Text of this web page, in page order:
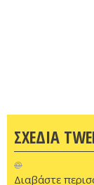
ΣΧΕΔΙΑ
@
Διαβάστε